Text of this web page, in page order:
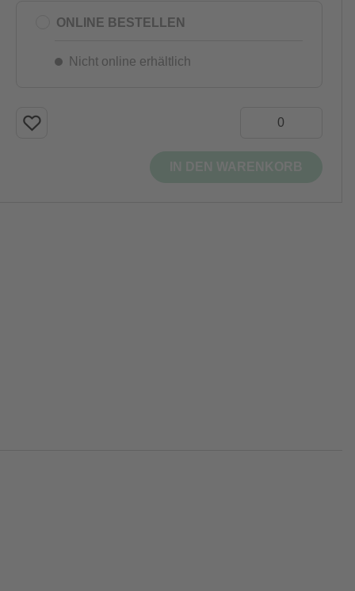
ONLINE BESTELLEN
Nicht online erhältlich